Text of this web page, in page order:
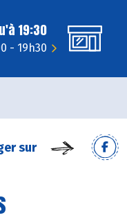
19:30
- 19h30
sur